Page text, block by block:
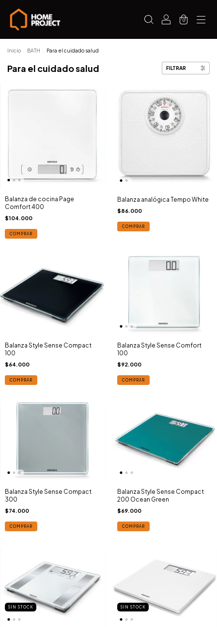
0
Inicio BATH Para el cuidado salud
Para el cuidado salud FILTRAR
Balanza de cocina Page
Comfort 400
$104.000
COMPRAR
Balanza analógica Tempo White
$86.000
COMPRAR
Balanza Style Sense Compact
100
$64.000
COMPRAR
Balanza Style Sense Comfort
100
$92.000
COMPRAR
Balanza Style Sense Compact
300
$74.000
COMPRAR
Balanza Style Sense Compact
200 Ocean Green
$69.000
COMPRAR
SIN STOCK SIN STOCK